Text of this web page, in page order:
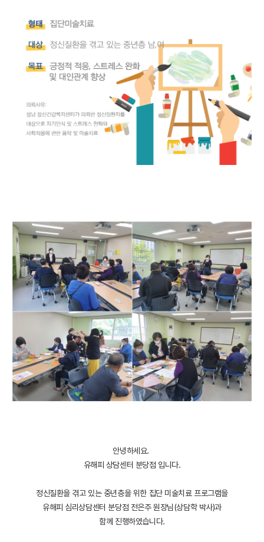
안녕하세요.
유해피 상담센터 분당점 입니다.
정신질환을 겪고 있는 중년층을 위한 집단 미술치료 프로그램을
유해피 심리상담센터 분당점 전은주 원장님(상담학 박사)과
함께 진행하였습니다.